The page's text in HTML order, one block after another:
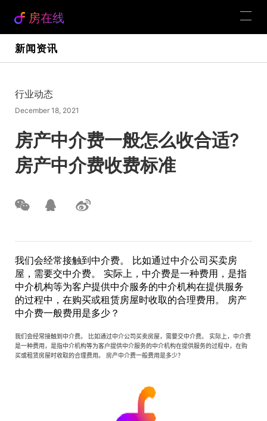
房在线
新闻资讯
行业动态
December 18, 2021
房产中介费一般怎么收合适?
房产中介费收费标准
我们会经常接触到中介费。 比如通过中介公司买卖房
屋，需要交中介费。 实际上，中介费是一种费用，是指
中介机构等为客户提供中介服务的中介机构在提供服务
的过程中，在购买或租赁房屋时收取的合理费用。 房产
中介费一般费用是多少？
我们会经常接触到中介费。 比如通过中介公司买卖房屋，需要交中介费。
实际上，中介费
是一种费用，是指中介机构等为客户提供中介服务的中介机构在提供服务的过程中，在购
买或租赁房屋时收取的合理费用。
房产中介费一般费用是多少？